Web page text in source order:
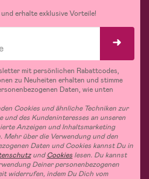
erhalte exklusive Vorteile!
mit persönlichen Rabattcodes,
zu Neuheiten erhalten und stimme
Daten, wie unten
Cookies und ähnliche Techniken zur
und des Kundeninteresses an unseren
Anzeigen und Inhaltsmarketing
Mehr über die Verwendung und den
Daten und Cookies kannst Du in
undCookies lesen. Du kannst
Deiner personenbezogenen
widerrufen, indem Du Dich vom